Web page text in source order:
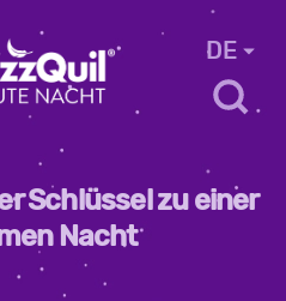
DE
Schlüssel zu einer
Nacht